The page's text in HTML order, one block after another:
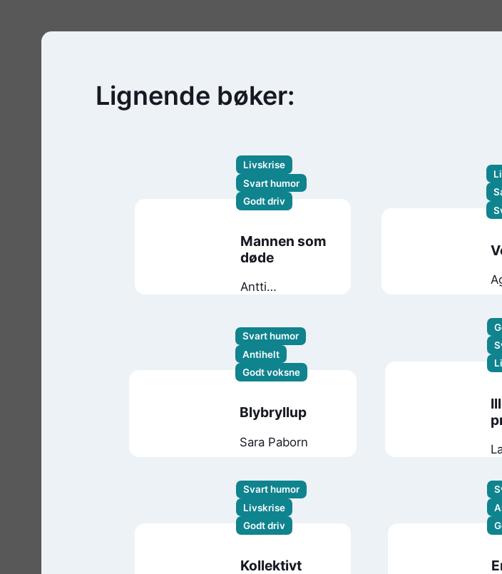
Lignende bøker:
Livskrise
Svart humor
Godt driv
Mannen som
døde
Antti
Svart humor
Antihelt
Godt voksne
Blybryllup
Sara Paborn
Svart humor
Livskrise
Godt driv
Kollektivt